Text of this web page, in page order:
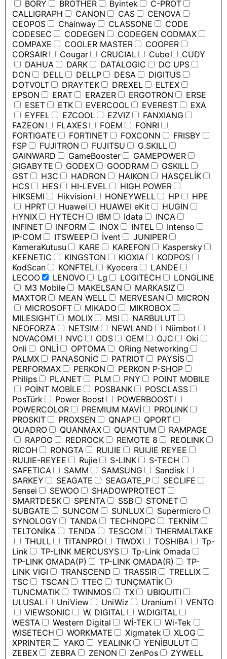
BORY
BROTHER Byintek
C-PROT
CALLIGRAPH
CANON CAS
CENOVA
CEOPOS
Chainway CLASSONE
CODE
CODESEC
CODEGEN
CODEGEN CODMAX
COMPAXE
COOLER MASTER
COOPER
CORSAIR
Cougar CRUCIAL Cube
CUDY
DAHUA
DARK DATALOGIC
DC UPS
DCN
DELL DELLP DESA
DIGITUS
DOTVOLT
DRAYTEK DREXEL
ELTEX
EPSON
ERAT ERAZER ERGOTRON
ERSE
ESET
ETK EVERCOOL EVEREST
EXA
EYFEL
EZCOOL EZVIZ
FANXIANG
FAZEON
FLAXES FOEM
FONRI
FORTIGATE
FORTINET FOXCONN
FRISBY
FSP
FUJITRON FUJITSU
G.SKILL
GAINWARD
GameBooster
GAMEPOWER
GIGABYTE
GODEX GOODRAM
GSKILL
GST
H3C HADRON HAIKON
HASÇELİK
HCS
HES HI-LEVEL
HIGH POWER
HIKSEMI
Hikvision HONEYWELL HP
HPE
HPRT
Huawei HUAWEI eKit
HUGIN
HYNIX
HYTECH IBM Idata
INCA
INFINET
INFORM INOX INTEL
Intenso
IP-COM
ITSWEEP İvent
JUNIPER
KameraKutusu
KARE KAREFON
Kaspersky
KEENETIC
KINGSTON KIOXIA
KODPOS
KodScan
KONFTEL Kyocera
LANDE
LECOO
LENOVO Lg LOGITECH
LONGLINE
M3 Mobile
MAKELSAN
MARKASIZ
MAXTOR
MEAN WELL MERVESAN
MICRON
MICROSOFT
MIKADO
MIKROBOX
MILESIGHT
MOLIX MSI
NARBULUT
NEOFORZA
NETSIM NEWLAND
Niimbot
NOVACOM
NVC ODS OEM OJC
Oki
Onli
ONLİ OPTOMA
ORing Networking
PALMX
PANASONİC PATRIOT
PAYSİS
PERFORMAX
PERKON
PERKON P-SHOP
Philips
PLANET PLM PNY
POINT MOBILE
POİNT MOBİLE
POSBANK
POSCLASS
PosTürk
Power Boost
POWERBOOST
POWERCOLOR
PREMIUM MAVİ
PROLINK
PROSKIT
PROXSEN QNAP
QPORT
QUADRO
QUANMAX QUANTUM
RAMPAGE
RAPOO
REDROCK REMOTE 8
REOLINK
RICOH
RONGTA RUIJIE
RUIJIE REYEE
RUIJIE-REYEE
Rujie S-LINK
S-TECH
SAFETICA
SAMM SAMSUNG
Sandisk
SARKEY
SEAGATE SEAGATE_P
SECLIFE
Sensei
SEWOO
SHADOWPROTECT
SMARTDESK
SPENTA SSB
STONET
SUBGATE
SUNCOM SUNLUX
Supermicro
SYNOLOGY
TANDA TECHNOPC
TEKNİM
TELTONİKA
TENDA TESCOM
THERMALTAKE
THULL
TITANPRO TIWOX TOSHIBA
Tp-
Link
TP-LINK MERCUSYS
Tp-Link Omada
TP-LINK OMADA(P)
TP-LINK OMADA(R)
TP-
LINK VIGI
TRANSCEND TRASSIR
TRELLIX
TSC
TSCAN TTEC
TUNÇMATİK
TUNCMATIK
TWINMOS TX
UBIQUITI
ULUSAL
UniView UniWiz Uranium
VENTO
VIEWSONIC
W. DIGITAL
W.DIGITAL
WESTA
Western Digital Wİ-TEK
Wi-Tek
WISETECH
WORKMATE Xigmatek
XLOG
XPRINTER
YAKO YEALINK
YENİBULUT
ZEBEX
ZEBRA ZENON ZenPos ZYWELL